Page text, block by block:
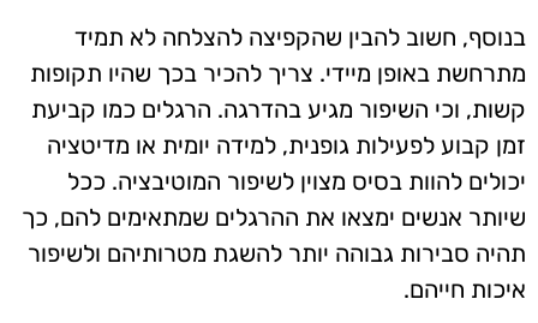
בנוסף, חשוב להבין שהקפיצה להצלחה לא תמיד
מתרחשת באופן מיידי. צריך להכיר בכך שהיו תקופות
קשות, וכי השיפור מגיע בהדרגה. הרגלים כמו קביעת
זמן קבוע לפעילות גופנית, למידה יומית או מדיטציה
יכולים להוות בסיס מצוין לשיפור המוטיבציה. ככל
שיותר אנשים ימצאו את ההרגלים שמתאימים להם, כך
תהיה סבירות גבוהה יותר להשגת מטרותיהם ולשיפור
איכות חייהם.